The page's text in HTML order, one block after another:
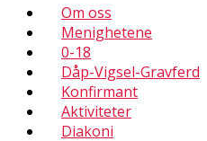
Om oss
Menighetene
0-18
Dåp-Vigsel-Gravferd
Konfirmant
Aktiviteter
Diakoni